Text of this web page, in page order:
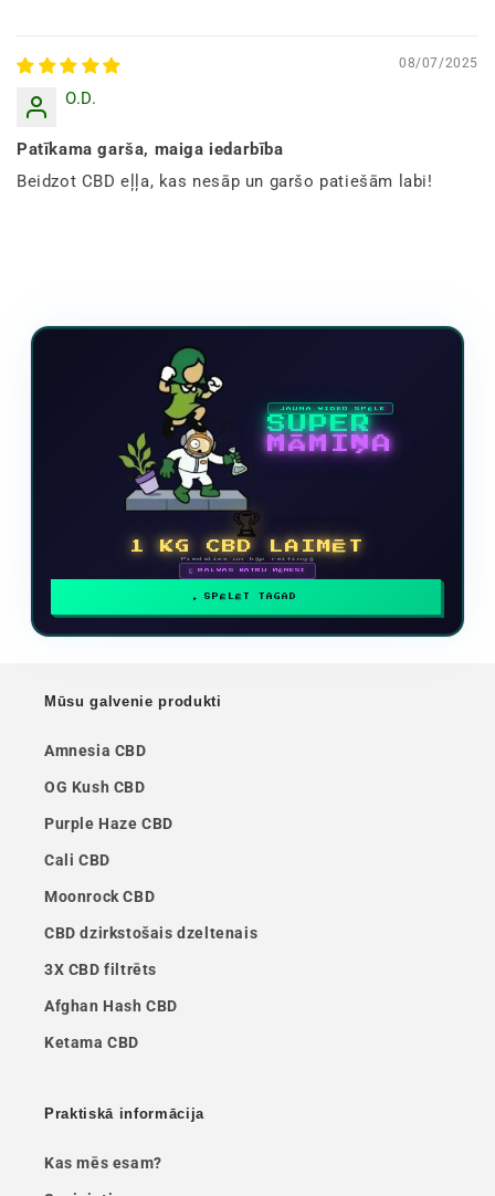
08/07/2025
O.D.
Patīkama garša, maiga iedarbība
Beidzot CBD eļļa, kas nesāp un garšo patiešām labi!
JAUNA VIDEO SPĒLE
SUPER
MĀMIŅA
🏆
1 KG CBD LAIMĒT
Piedalies un kāp reitingā
🗓 BALVAS KATRU MĒNESI
SPĒLĒT TAGAD
Mūsu galvenie produkti
Amnesia CBD
OG Kush CBD
Purple Haze CBD
Cali CBD
Moonrock CBD
CBD dzirkstošais dzeltenais
3X CBD filtrēts
Afghan Hash CBD
Ketama CBD
Praktiskā informācija
Kas mēs esam?